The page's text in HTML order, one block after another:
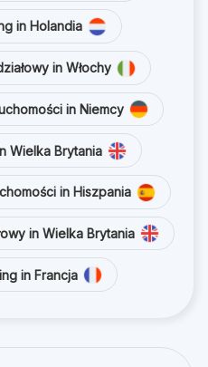
in Holandia
in Włochy
in Niemcy
Wielka Brytania
in Hiszpania
in Wielka Brytania
in Francja